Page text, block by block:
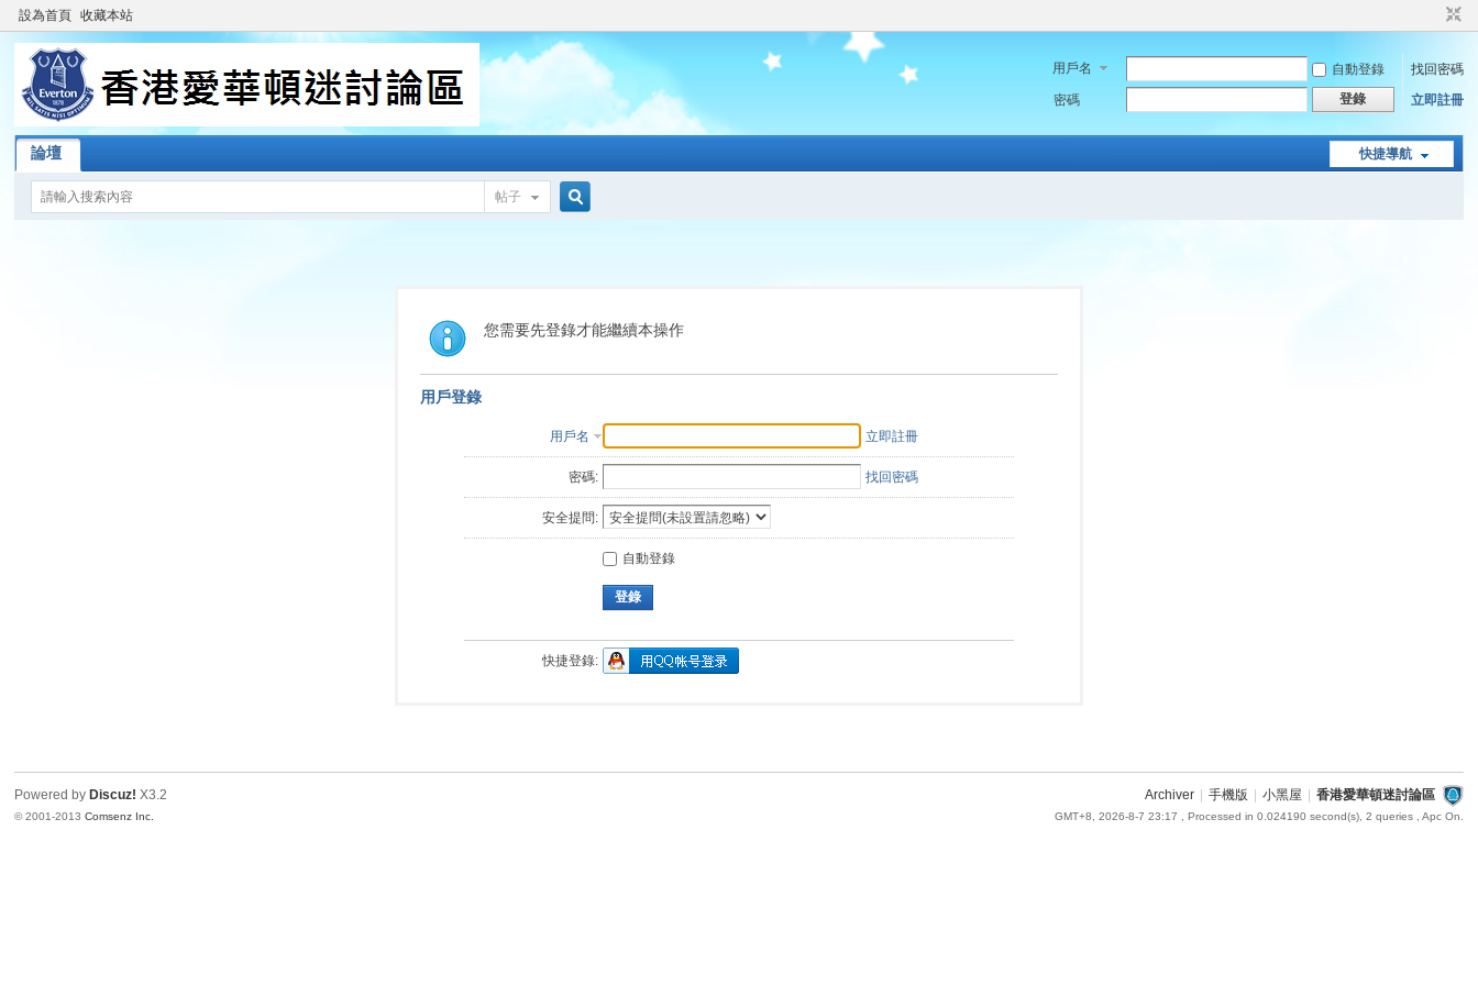
設為首頁 收藏本站
用戶名 自動登錄
找回密碼
密碼
登錄 立即註冊
快捷導航
論壇
帖子
索
您需要先登錄才能繼續本操作
用戶登錄
用戶名 立即註冊
密碼: 找回密碼
安全提問:
自動登錄
登錄
快捷登錄:
Archiver 手機版 小黑屋 香港愛華頓迷討論區
GMT+8, 2026-8-7 23:17 , Processed in 0.024190 second(s), 2 queries , Apc On.
Powered by Discuz! X3.2
© 2001-2013Comsenz Inc.